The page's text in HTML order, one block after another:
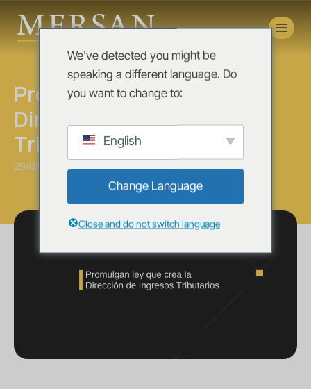
Novedades
Promulgan ley que crea la
Dirección de Ingresos
Tributarios
29/08/2023
We've detected you might be
speaking a different language. Do
you want to change to:
English
Change Language
Close and do not switch language